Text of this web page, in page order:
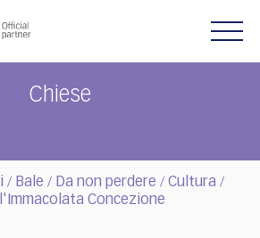
Chiese
/ Bale / Da non perdere / Cultura /
Concezione